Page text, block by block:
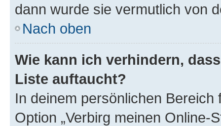
dann wurde sie vermutlich von
Nach oben
Wie kann ich verhindern,
Liste auftaucht?
In deinem persönlichen
Option „Verbirg meinen Online-